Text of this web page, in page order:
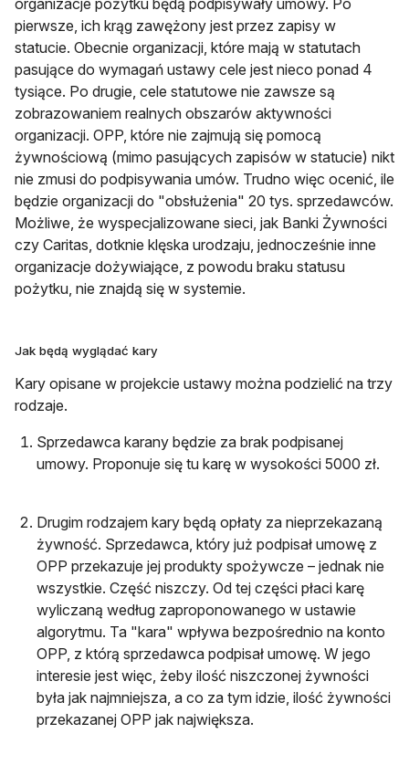
pierwsze, ich krąg zawężony jest przez zapisy w
statucie. Obecnie organizacji, które mają w statutach
pasujące do wymagań ustawy cele jest nieco ponad 4
tysiące. Po drugie, cele statutowe nie zawsze są
zobrazowaniem realnych obszarów aktywności
organizacji. OPP, które nie zajmują się pomocą
żywnościową (mimo pasujących zapisów w statucie) nikt
nie zmusi do podpisywania umów. Trudno więc ocenić, ile
będzie organizacji do "obsłużenia" 20 tys. sprzedawców.
Możliwe, że wyspecjalizowane sieci, jak Banki Żywności
czy Caritas, dotknie klęska urodzaju, jednocześnie inne
organizacje dożywiające, z powodu braku statusu
pożytku, nie znajdą się w systemie.
Jak będą wyglądać kary
Kary opisane w projekcie ustawy można podzielić na trzy
rodzaje.
Sprzedawca karany będzie za brak podpisanej
umowy. Proponuje się tu karę w wysokości 5000 zł.
Drugim rodzajem kary będą opłaty za nieprzekazaną
żywność. Sprzedawca, który już podpisał umowę z
OPP przekazuje jej produkty spożywcze – jednak nie
wszystkie. Część niszczy. Od tej części płaci karę
wyliczaną według zaproponowanego w ustawie
algorytmu. Ta "kara" wpływa bezpośrednio na konto
OPP, z którą sprzedawca podpisał umowę. W jego
interesie jest więc, żeby ilość niszczonej żywności
była jak najmniejsza, a co za tym idzie, ilość żywności
przekazanej OPP jak największa.